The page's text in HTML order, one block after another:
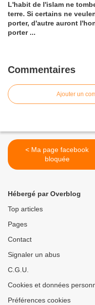
L'habit de l'islam ne
terre. Si certains ne
porter, d'autre auront
porter ...
Commentaires
Ajouter un
< Ma page facebook
bloquée
Hébergé par Overblog
Top articles
Pages
Contact
Signaler un abus
C.G.U.
Cookies et données
Préférences cookies